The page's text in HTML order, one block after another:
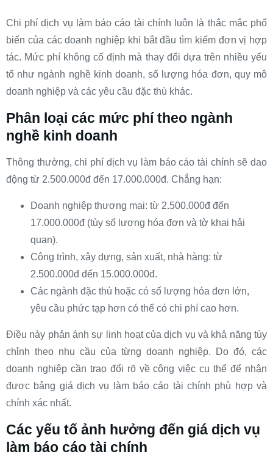
Chi phí dịch vụ làm báo cáo tài chính luôn là thắc mắc phổ
biến của các doanh nghiệp khi bắt đầu tìm kiếm đơn vị hợp
tác. Mức phí không cố định mà thay đổi dựa trên nhiều yếu
tố như ngành nghề kinh doanh, số lượng hóa đơn, quy mô
doanh nghiệp và các yêu cầu đặc thù khác.
Phân loại các mức phí theo ngành
nghề kinh doanh
Thông thường, chi phí dịch vụ làm báo cáo tài chính sẽ dao
động từ 2.500.000đ đến 17.000.000đ. Chẳng hạn:
Doanh nghiệp thương mại: từ 2.500.000đ đến
17.000.000đ (tùy số lượng hóa đơn và tờ khai hải
quan).
Công trình, xây dựng, sản xuất, nhà hàng: từ
2.500.000đ đến 15.000.000đ.
Các ngành đặc thù hoặc có số lượng hóa đơn lớn,
yêu cầu phức tạp hơn có thể có chi phí cao hơn.
Điều này phản ánh sự linh hoạt của dịch vụ và khả năng tùy
chỉnh theo nhu cầu của từng doanh nghiệp. Do đó, các
doanh nghiệp cần trao đổi rõ về công việc cụ thể để nhận
được bảng giá dịch vụ làm báo cáo tài chính phù hợp và
chính xác nhất.
Các yếu tố ảnh hưởng đến giá dịch vụ
làm báo cáo tài chính